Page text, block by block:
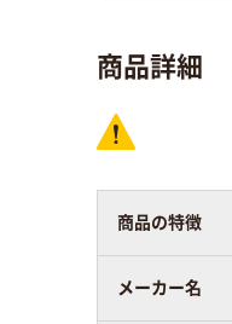
商品詳細
商品の特徴
メーカー名